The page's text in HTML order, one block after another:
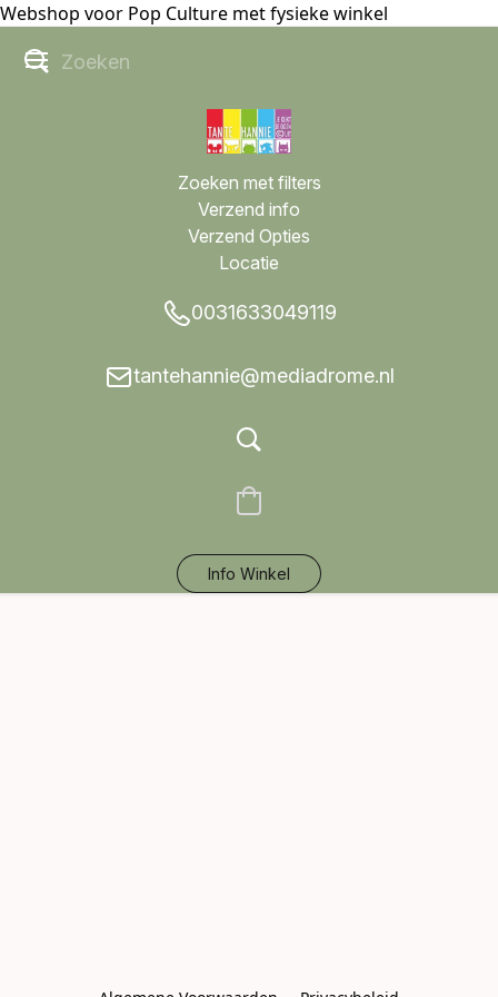
Webshop voor Pop Culture met fysieke winkel
Zoeken met filters
Verzend info
Verzend Opties
Locatie
0031633049119
tantehannie@mediadrome.nl
Info Winkel